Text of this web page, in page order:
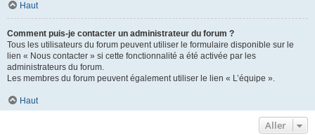
Haut
Comment puis-je contacter un administrateur du forum ?
Tous les utilisateurs du forum peuvent utiliser le formulaire disponible sur le
lien « Nous contacter » si cette fonctionnalité a été activée par les
administrateurs du forum.
Les membres du forum peuvent également utiliser le lien « L’équipe ».
Haut
Aller